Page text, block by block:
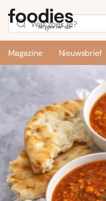
Magazine Nieuwsbrief